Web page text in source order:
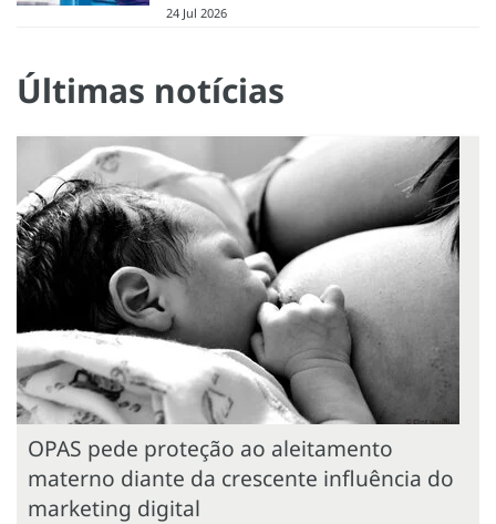
24 Jul 2026
Últimas notícias
OPAS pede proteção ao aleitamento
materno diante da crescente influência do
marketing digital